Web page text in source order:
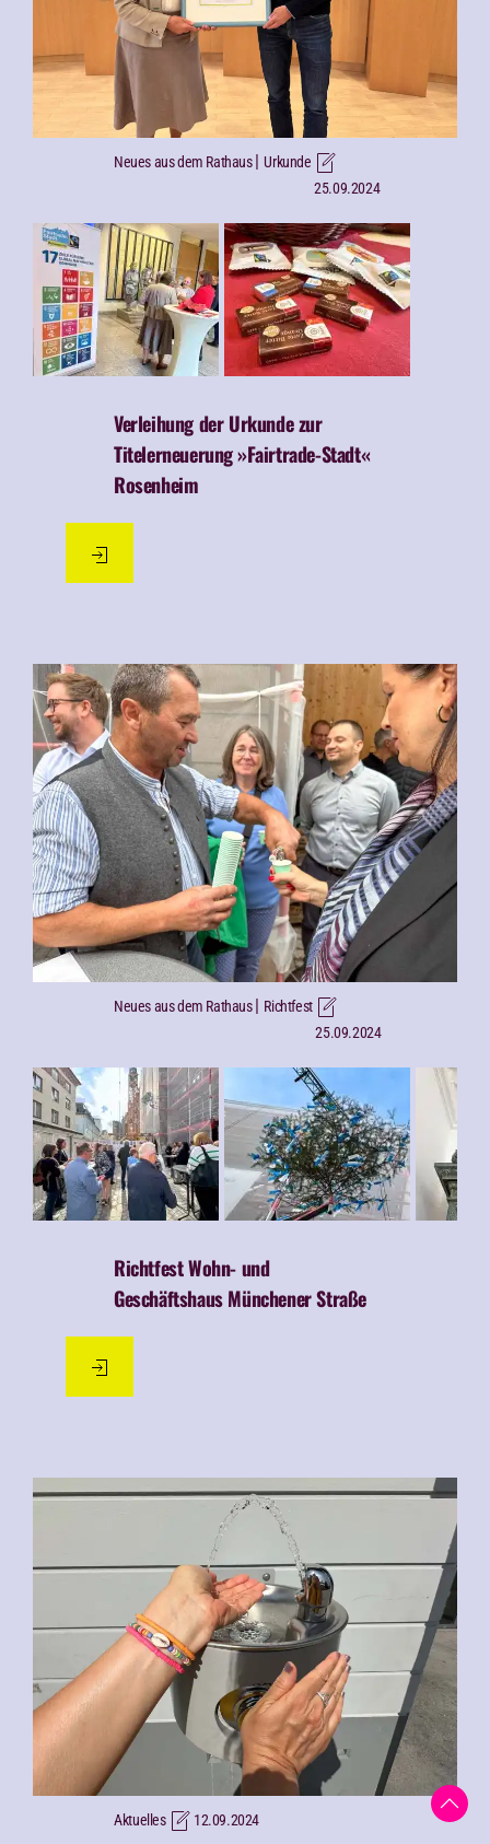
Neues aus dem Rathaus| Urkunde
25.09.2024
Verleihung der Urkunde zur
Titelerneuerung»Fairtrade-Stadt«
Rosenheim
Neues aus dem Rathaus| Richtfest
25.09.2024
Richtfest Wohn- und
Geschäftshaus Münchener Straße
Aktuelles 12.09.2024